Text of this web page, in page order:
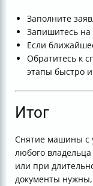
Заполните
Запишитесь
Если
Обратитесь к
этапы быстро
Итог
Снятие машины с
любого
или при
документы